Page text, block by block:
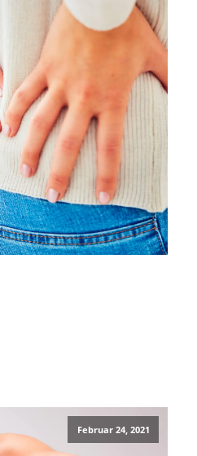
Februar 24, 2021